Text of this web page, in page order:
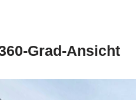
Grad-Ansicht